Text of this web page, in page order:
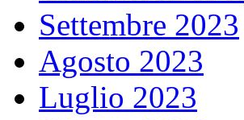
Settembre 2023
Agosto 2023
Luglio 2023